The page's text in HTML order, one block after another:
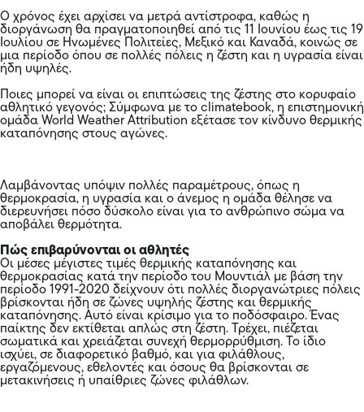
Ο χρόνος έχει αρχίσει να μετρά αντίστροφα, καθώς η
διοργάνωση θα πραγματοποιηθεί από τις 11 Ιουνίου έως τις 19
Ιουλίου σε Ηνωμένες Πολιτείες, Μεξικό και Καναδά, κοινώς σε
μια περίοδο όπου σε πολλές πόλεις η ζέστη και η υγρασία είναι
ήδη υψηλές.
Ποιες μπορεί να είναι οι επιπτώσεις της ζέστης στο κορυφαίο
αθλητικό γεγονός; Σύμφωνα με το climatebook, η επιστημονική
ομάδα World Weather Attribution εξέτασε τον κίνδυνο θερμικής
καταπόνησης στους αγώνες.
Λαμβάνοντας υπόψιν πολλές παραμέτρους, όπως η
θερμοκρασία, η υγρασία και ο άνεμος η ομάδα θέλησε να
διερευνήσει πόσο δύσκολο είναι για το ανθρώπινο σώμα να
αποβάλει θερμότητα.
Πώς επιβαρύνονται οι αθλητές
Οι μέσες μέγιστες τιμές θερμικής καταπόνησης και
θερμοκρασίας κατά την περίοδο του Μουντιάλ με βάση την
περίοδο 1991-2020 δείχνουν ότι πολλές διοργανώτριες πόλεις
βρίσκονται ήδη σε ζώνες υψηλής ζέστης και θερμικής
καταπόνησης. Αυτό είναι κρίσιμο για το ποδόσφαιρο. Ένας
παίκτης δεν εκτίθεται απλώς στη ζέστη. Τρέχει, πιέζεται
σωματικά και χρειάζεται συνεχή θερμορρύθμιση. Το ίδιο
ισχύει, σε διαφορετικό βαθμό, και για φιλάθλους,
εργαζόμενους, εθελοντές και όσους θα βρίσκονται σε
μετακινήσεις ή υπαίθριες ζώνες φιλάθλων.